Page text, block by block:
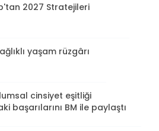
2027 Stratejileri
yaşam rüzgârı
cinsiyet eşitliği
başarılarını BM ile paylaştı